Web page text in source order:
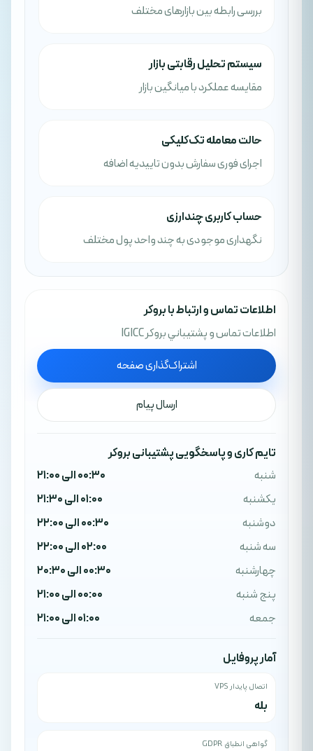
بررسی رابطه بین بازارهای مختلف
سیستم تحلیل رقابتی بازار
مقایسه عملکرد با میانگین بازار
حالت معامله تک‌کلیکی
اجرای فوری سفارش بدون تاییدیه اضافه
حساب کاربری چندارزی
نگهداری موجودی به چند واحد پول مختلف
اطلاعات تماس و ارتباط با بروکر
اطلاعات تماس و پشتيباني بروکر IGICC
اشتراک‌گذاری صفحه
ارسال پیام
تایم کاری و پاسخگویی پشتیبانی بروکر
شنبه
00:30 الی 21:00
یکشنبه
01:00 الی 21:30
دوشنبه
00:30 الی 22:00
سه شنبه
02:00 الی 22:00
چهارشنبه
00:30 الی 20:30
پنج شنبه
00:00 الی 21:00
جمعه
01:00 الی 21:00
آمار پروفایل
اتصال پایدار VPS
بله
گواهی انطباق GDPR